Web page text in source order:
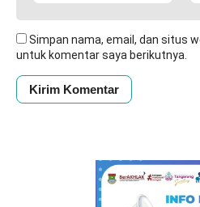
Simpan nama, email, dan situs
untuk komentar saya berikutnya.